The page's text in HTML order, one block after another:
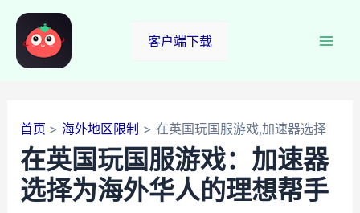
客户端下载
首页 海外地区限制 在英国玩国服游戏,加速器选择
在英国玩国服游戏：加速器
选择为海外华人的理想帮手